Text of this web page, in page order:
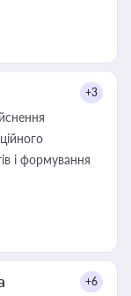
+3
і формування
+6